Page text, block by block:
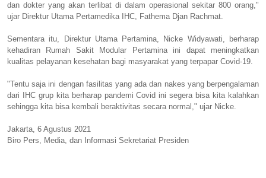
dan dokter yang akan terlibat di dalam operasional sekitar 800 orang,"
ujar Direktur Utama Pertamedika IHC, Fathema Djan Rachmat.
Sementara itu, Direktur Utama Pertamina, Nicke Widyawati, berharap
kehadiran Rumah Sakit Modular Pertamina ini dapat meningkatkan
kualitas pelayanan kesehatan bagi masyarakat yang terpapar Covid-19.
"Tentu saja ini dengan fasilitas yang ada dan nakes yang berpengalaman
dari IHC grup kita berharap pandemi Covid ini segera bisa kita kalahkan
sehingga kita bisa kembali beraktivitas secara normal," ujar Nicke.
Jakarta, 6 Agustus 2021
Biro Pers, Media, dan Informasi Sekretariat Presiden